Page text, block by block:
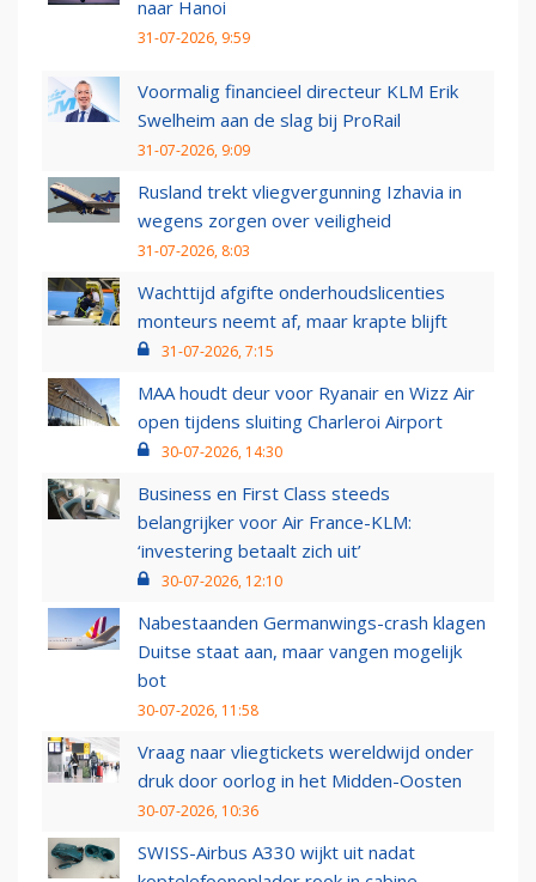
naar Hanoi
31-07-2026, 9:59
Voormalig financieel directeur KLM Erik
Swelheim aan de slag bij ProRail
31-07-2026, 9:09
Rusland trekt vliegvergunning Izhavia in
wegens zorgen over veiligheid
31-07-2026, 8:03
Wachttijd afgifte onderhoudslicenties
monteurs neemt af, maar krapte blijft
31-07-2026, 7:15
MAA houdt deur voor Ryanair en Wizz Air
open tijdens sluiting Charleroi Airport
30-07-2026, 14:30
Business en First Class steeds
belangrijker voor Air France-KLM:
‘investering betaalt zich uit’
30-07-2026, 12:10
Nabestaanden Germanwings-crash klagen
Duitse staat aan, maar vangen mogelijk
bot
30-07-2026, 11:58
Vraag naar vliegtickets wereldwijd onder
druk door oorlog in het Midden-Oosten
30-07-2026, 10:36
SWISS-Airbus A330 wijkt uit nadat